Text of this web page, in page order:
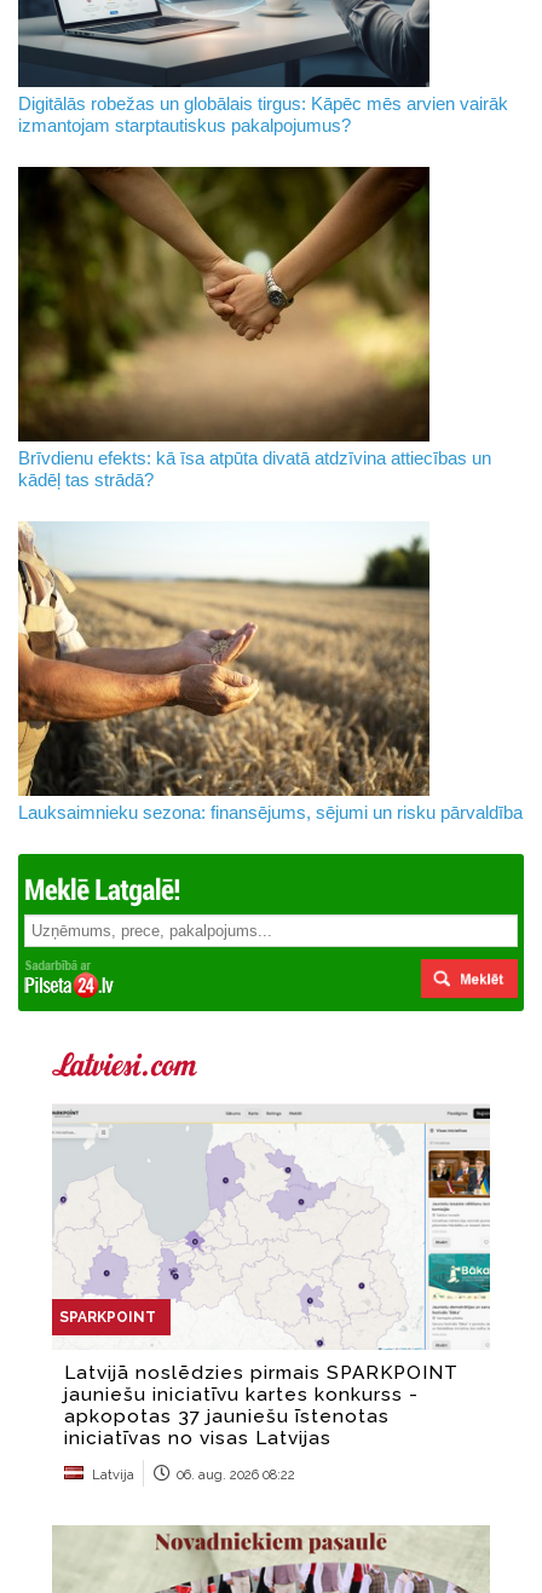
Digitālās robežas un globālais tirgus: Kāpēc mēs arvien vairāk
izmantojam starptautiskus pakalpojumus?
Brīvdienu efekts: kā īsa atpūta divatā atdzīvina attiecības un
kādēļ tas strādā?
Lauksaimnieku sezona: finansējums, sējumi un risku pārvaldība